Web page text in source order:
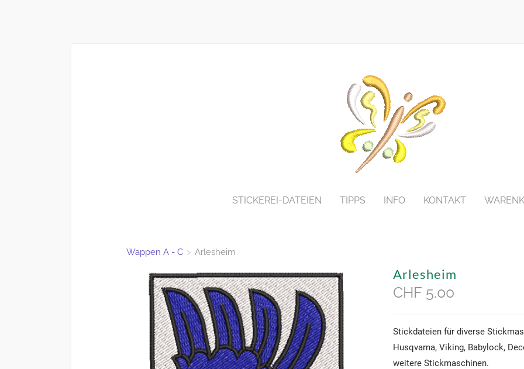
STICKEREI-DATEIEN TIPPS INFO KONTAKT
Wappen A - C > Arlesheim
Arlesheim
CHF 5.00
Stickdateien für diverse
Husqvarna, Viking, Babylock,
weitere Stickmaschinen.